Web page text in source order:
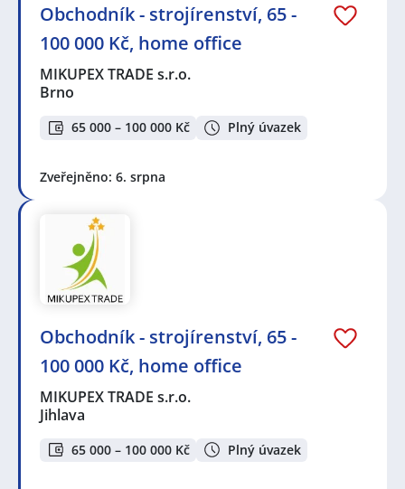
Obchodník - strojírenství, 65 -
100 000 Kč, home office
MIKUPEX TRADE s.r.o.
Brno
65 000 – 100 000 Kč Plný úvazek
Zveřejněno: 6. srpna
Obchodník - strojírenství, 65 -
100 000 Kč, home office
MIKUPEX TRADE s.r.o.
Jihlava
65 000 – 100 000 Kč Plný úvazek